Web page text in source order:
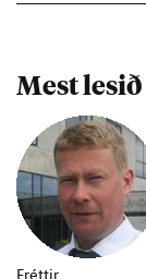
Mest lesið
Fréttir